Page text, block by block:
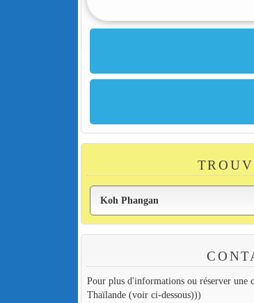
Pour plus d'informations ou réserver une
Thaïlande (voir ci-dessous)))